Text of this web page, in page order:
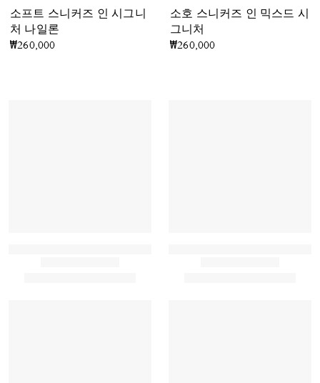
소프트 스니커즈 인 시그니
처 나일론
₩260,000
소호 스니커즈 인 믹스드 시
그니처
₩260,000